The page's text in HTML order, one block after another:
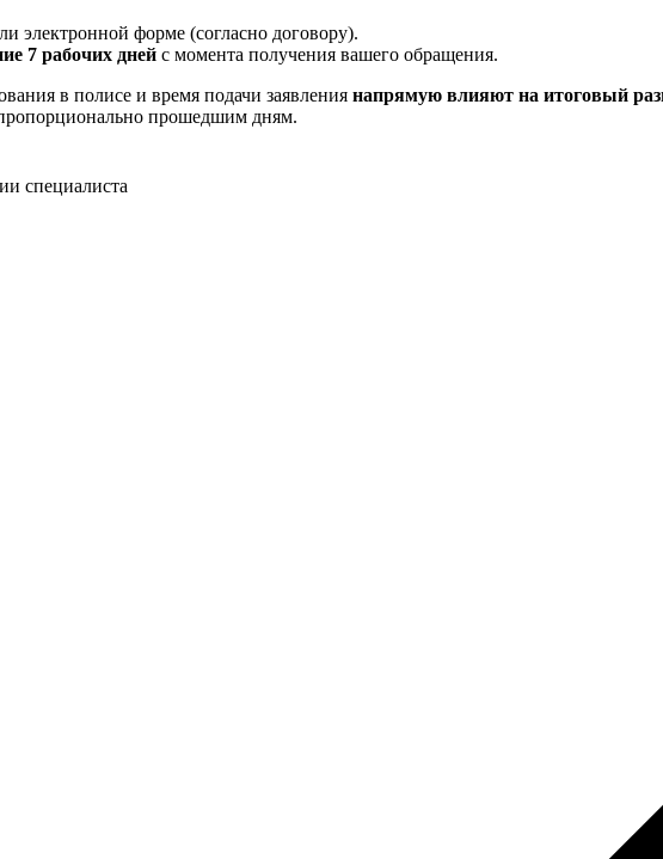
электронной форме (согласно договору).
7 рабочих дней с момента получения вашего обращения.
в полисе и время подачи заявления напрямую влияют на итоговый
прошедшим дням.
специалиста